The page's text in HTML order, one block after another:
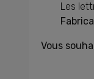
Les
Vous